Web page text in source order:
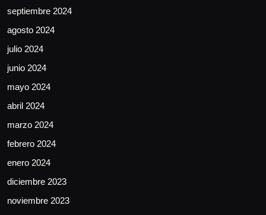
septiembre 2024
agosto 2024
julio 2024
junio 2024
mayo 2024
abril 2024
marzo 2024
febrero 2024
enero 2024
diciembre 2023
noviembre 2023